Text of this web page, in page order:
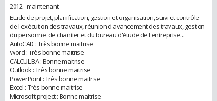
2012 - maintenant
Etude de projet, planification, gestion et organisation, suivi et contrôle
de l'exécution des travaux, réunion d'avancement des travaux, gestion
du personnel de chantier et du bureau d'étude de l'entreprise...
AutoCAD : Très bonne maitrise
Word : Très bonne maitrise
CALCUL BA : Bonne maitrise
Outlook : Très bonne maitrise
PowerPoint : Très bonne maitrise
Excel : Très bonne maitrise
Microsoft project : Bonne maitrise